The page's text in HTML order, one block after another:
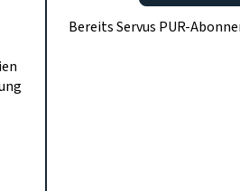
auch beliebte
Bereits Servus PUR-